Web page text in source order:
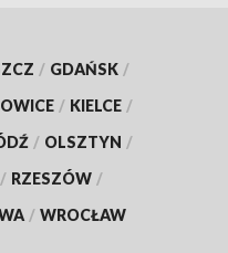
/ GDAŃSK /
/ KIELCE /
/ OLSZTYN /
/ RZESZÓW /
/ WROCŁAW